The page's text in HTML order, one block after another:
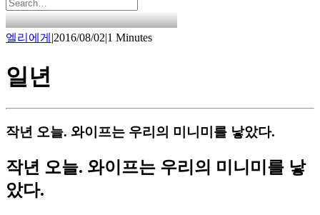
엘리에게 |2016/08/02|1 Minutes
일년
작년 오늘. 와이프는 우리의 미니미를 낳았다.
작년 오늘. 와이프는 우리의 미니미를 낳
았다.